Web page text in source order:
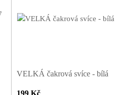
VELKÁ čakrová svíce - bílá
199 Kč